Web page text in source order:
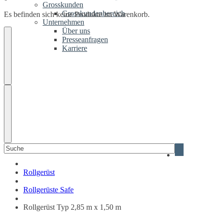
Grosskunden
Grosskundenbereich
Unternehmen
Über uns
Presseanfragen
Karriere
Es befinden sich keine Produkte im Warenkorb.
nach:
Blizzard
Rollgerüst
Rollgerüste Safe
Rollgerüst Typ 2,85 m x 1,50 m